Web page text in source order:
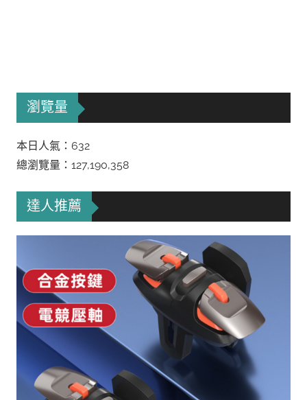
瀏覽量
本日人氣：632
總瀏覽量：127,190,358
達人推薦